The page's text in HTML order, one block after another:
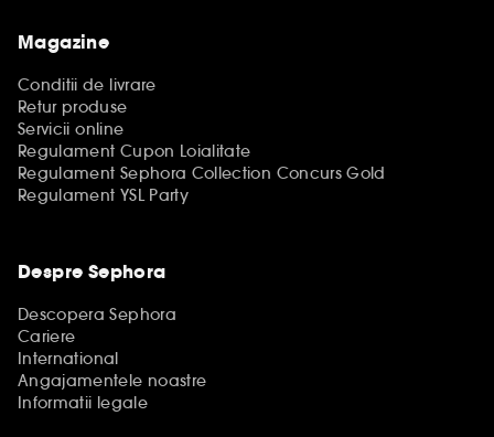
Magazine
Conditii de livrare
Retur produse
Servicii online
Regulament Cupon Loialitate
Regulament Sephora Collection Concurs Gold
Regulament YSL Party
Despre Sephora
Descopera Sephora
Cariere
International
Angajamentele noastre
Informatii legale